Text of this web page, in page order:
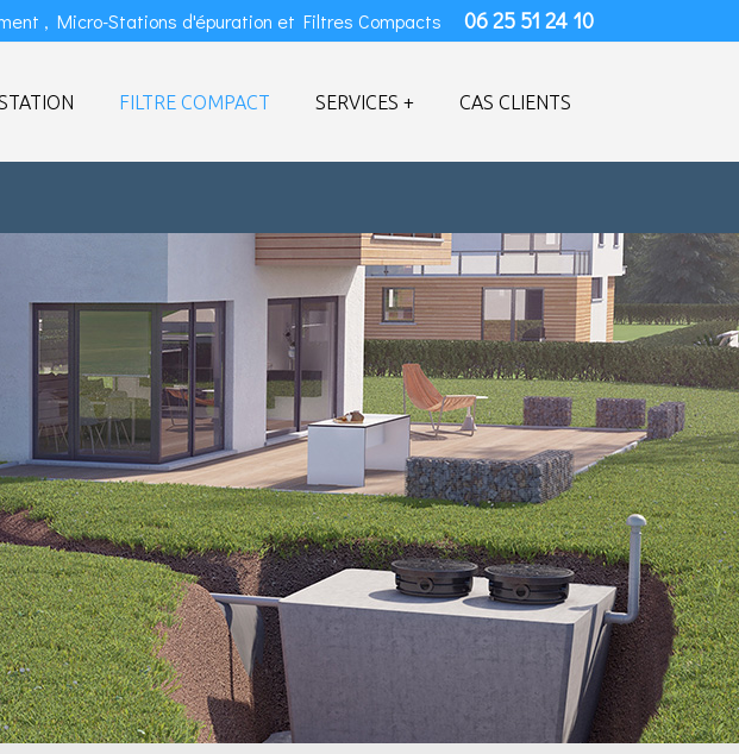
, Micro-Stations d'épuration et Filtres Compacts 06 25 51 24 10
FILTRE COMPACT SERVICES + CAS CLIENTS